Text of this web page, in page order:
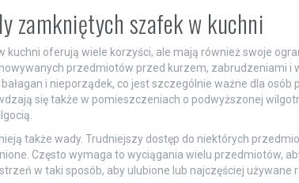
zamkniętych szafek w kuchni
kuchni oferują wiele korzyści, ale mają również swoje
przedmiotów przed kurzem, zabrudzeniami i
i nieporządek, co jest szczególnie ważne dla
się także w pomieszczeniach o podwyższonej
także wady. Trudniejszy dostęp do niektórych
Często wymaga to wyciągania wielu przedmiotów,
w taki sposób, aby ulubione lub najczęściej używane